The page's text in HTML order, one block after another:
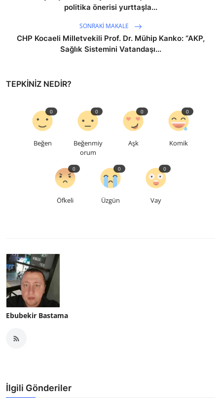
politika önerisi yurttaşla...
SONRAKI MAKALE
CHP Kocaeli Milletvekili Prof. Dr. Mühip Kanko: “AKP,
Sağlık Sistemini Vatandaşı...
TEPKINIZ NEDIR?
Beğen
0
Beğenmiy
orum
0
Aşk
0
Komik
0
Öfkeli
0
Üzgün
0
Vay
0
Ebubekir Bastama
İlgili Gönderiler